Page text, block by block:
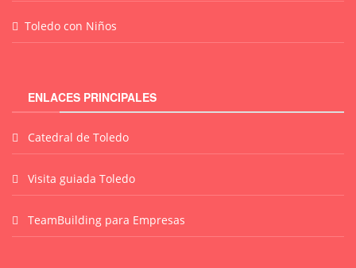
Toledo con Niños
ENLACES PRINCIPALES
Catedral de Toledo
Visita guiada Toledo
TeamBuilding para Empresas